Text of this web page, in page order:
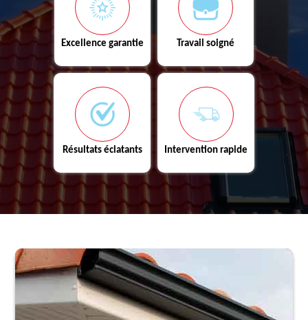
Excellence garantie Travail soigné
Résultats éclatants Intervention rapide